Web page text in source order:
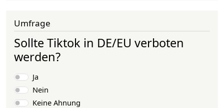
Umfrage
Sollte Tiktok in DE/EU verboten
werden?
Auswahlmöglichkeiten
Ja
Nein
Keine Ahnung